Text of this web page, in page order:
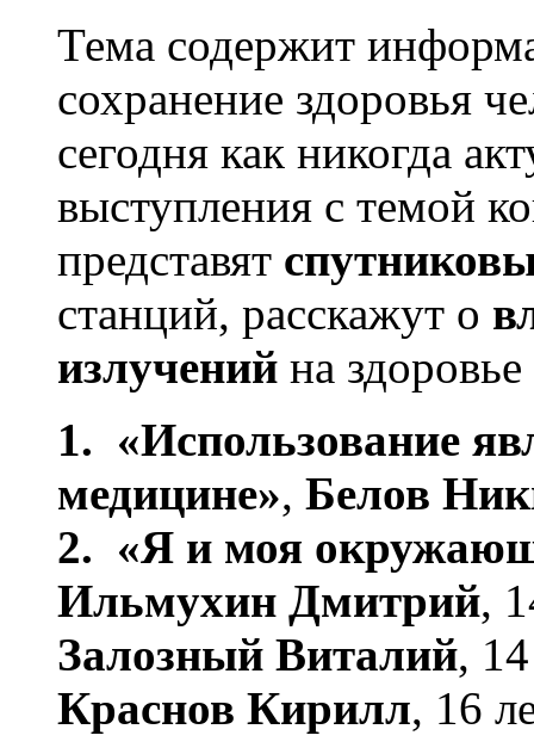
Тема содержит
сохранение здоровья
сегодня как никогда
выступления с темой
представят
станций, расскажут о
излучений на
1. «Использование
медицине», Белов
2. «Я и моя
Ильмухин Дмитрий,
Залозный Виталий,
Краснов Кирилл, 16